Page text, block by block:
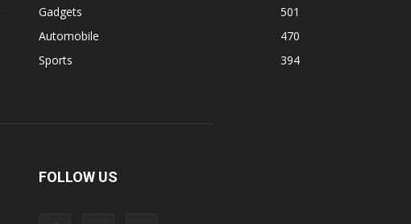
Gadgets
501
Automobile
470
Sports
394
FOLLOW US